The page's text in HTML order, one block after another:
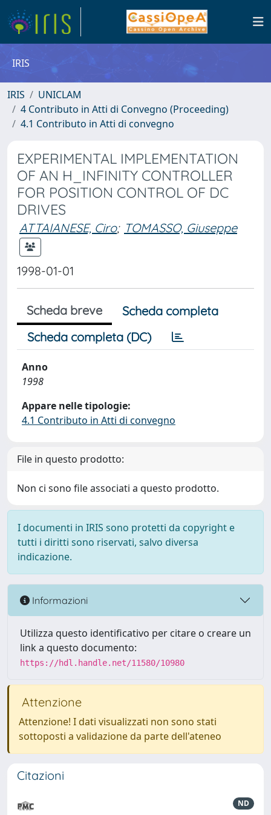
IRIS
IRIS
UNICLAM
4 Contributo in Atti di Convegno (Proceeding)
4.1 Contributo in Atti di convegno
EXPERIMENTAL IMPLEMENTATION
OF AN H_INFINITY CONTROLLER
FOR POSITION CONTROL OF DC
DRIVES
ATTAIANESE, Ciro; TOMASSO, Giuseppe
1998-01-01
Scheda breve
Scheda completa
Scheda completa (DC)
Anno
1998
Appare nelle tipologie:
4.1 Contributo in Atti di convegno
File in questo prodotto:
Non ci sono file associati a questo prodotto.
I documenti in IRIS sono protetti da copyright e
tutti i diritti sono riservati, salvo diversa
indicazione.
Informazioni
Utilizza questo identificativo per citare o creare un
link a questo documento:
https://hdl.handle.net/11580/10980
Attenzione
Attenzione! I dati visualizzati non sono stati
sottoposti a validazione da parte dell'ateneo
Citazioni
ND